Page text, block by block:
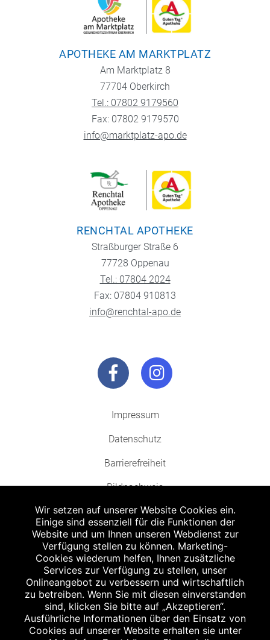
APOTHEKE AM MARKTPLATZ
Am Marktplatz 8
77704 Oberkirch
Tel.: 07802 9179560
Fax: 07802 9179570
info@marktplatz-apo.de
RENCHTAL APOTHEKE
Straßburger Straße 6
77728 Oppenau
Tel.: 07804 2024
Fax: 07804 910813
info@renchtal-apo.de
Impressum
Datenschutz
Barrierefreiheit
Bildnachweis
Abgabe in haushaltsüblichen Mengen, solange der Vorrat reicht. Für Druck-
und Satzfehler keine Haftung.
Zu Risiken und Nebenwirkungen lesen Sie die Packungsbeilage und fragen
Sie Ihren Arzt oder Apotheker.
Angabe nach der deutschen Arzneimitteltaxe Apothekenerstattungspreis
(AEP). Der AEP ist keine unverbindliche Preisempfehlung der Hersteller. Der
AEP ist ein von den Apotheken in Ansatz gebrachter Preis für rezeptfreie
Arzneimittel. Er entspricht in der Höhe dem für Apotheken verbindlichen
Wir setzen auf unserer Website Cookies ein.
Einige sind essenziell für die Funktionen der
Website und um Ihnen unseren Webdienst zur
Verfügung stellen zu können. Marketing-
Cookies wiederum helfen, Ihnen zusätzliche
Services zur Verfügung zu stellen, unser
Onlineangebot zu verbessern und wirtschaftlich
zu betreiben. Wenn Sie mit diesen einverstanden
sind, klicken Sie bitte auf „Akzeptieren“.
Ausführliche Informationen über den Einsatz von
Cookies auf unserer Website erhalten sie unter